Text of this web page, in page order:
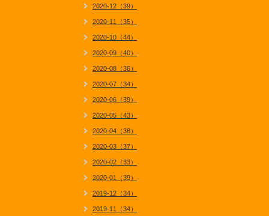
2020-12（39）
2020-11（35）
2020-10（44）
2020-09（40）
2020-08（36）
2020-07（34）
2020-06（39）
2020-05（43）
2020-04（38）
2020-03（37）
2020-02（33）
2020-01（39）
2019-12（34）
2019-11（34）